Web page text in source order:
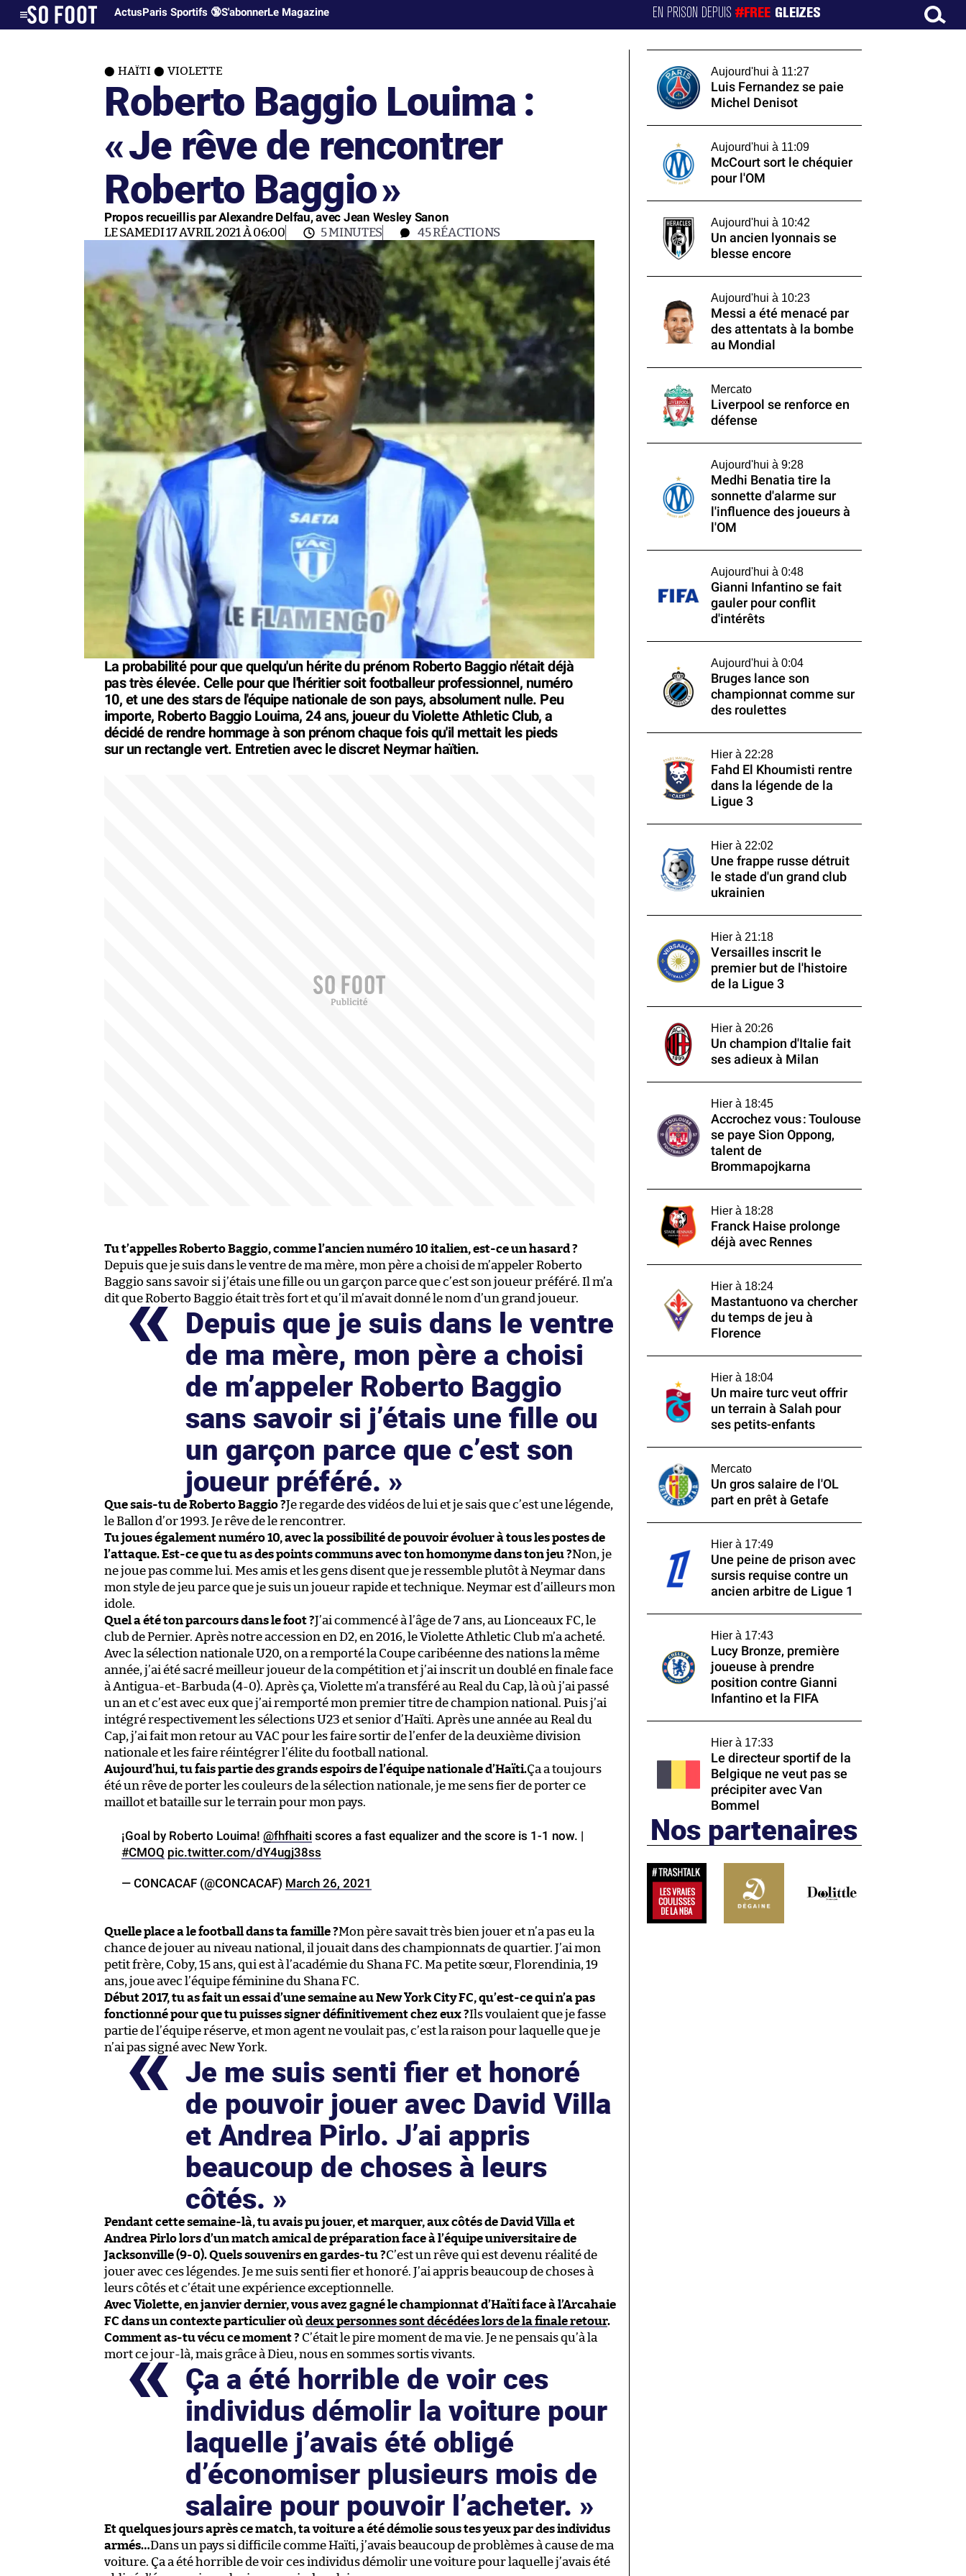
ActusParis Sportifs 🔞S'abonnerLe Magazine EN PRISON DEPUIS#FREE GLEIZES
HAÏTI VIOLETTE
Roberto Baggio Louima :
«Je rêve de rencontrer
Roberto Baggio»
Propos recueillis par Alexandre Delfau, avec Jean Wesley Sanon
LE SAMEDI 17 AVRIL 2021 À 06:00 5 MINUTES 45RÉACTIONS
La probabilité pour que quelqu'un hérite du prénom Roberto Baggio n'était déjà
pas très élevée. Celle pour que l'héritier soit footballeur professionnel, numéro
10, et une des stars de l'équipe nationale de son pays, absolument nulle. Peu
importe, Roberto Baggio Louima, 24 ans, joueur du Violette Athletic Club, a
décidé de rendre hommage à son prénom chaque fois qu'il mettait les pieds
sur un rectangle vert. Entretien avec le discret Neymar haïtien.
Tu t’appelles Roberto Baggio, comme l’ancien numéro 10 italien, est-ce un hasard ?
Depuis que je suis dans le ventre de ma mère, mon père a choisi de m’appeler Roberto
Baggio sans savoir si j’étais une fille ou un garçon parce que c’est son joueur préféré. Il m’a
dit que Roberto Baggio était très fort et qu’il m’avait donné le nom d’un grand joueur.
Depuis que je suis dans le ventre
de ma mère, mon père a choisi
de m’appeler Roberto Baggio
sans savoir si j’étais une fille ou
un garçon parce que c’est son
joueur préféré.
Que sais-tu de Roberto Baggio ?Je regarde des vidéos de lui et je sais que c’est une légende,
le Ballon d’or 1993. Je rêve de le rencontrer.
Tu joues également numéro 10, avec la possibilité de pouvoir évoluer à tous les postes de
l’attaque. Est-ce que tu as des points communs avec ton homonyme dans ton jeu ?Non, je
ne joue pas comme lui. Mes amis et les gens disent que je ressemble plutôt à Neymar dans
mon style de jeu parce que je suis un joueur rapide et technique. Neymar est d’ailleurs mon
idole.
Quel a été ton parcours dans le foot ?J’ai commencé à l’âge de 7 ans, au Lionceaux FC, le
club de Pernier. Après notre accession en D2, en 2016, le Violette Athletic Club m’a acheté.
Avec la sélection nationale U20, on a remporté la Coupe caribéenne des nations la même
année, j’ai été sacré meilleur joueur de la compétition et j’ai inscrit un doublé en finale face
à Antigua-et-Barbuda (4-0). Après ça, Violette m’a transféré au Real du Cap, là où j’ai passé
un an et c’est avec eux que j’ai remporté mon premier titre de champion national. Puis j’ai
intégré respectivement les sélections U23 et senior d’Haïti. Après une année au Real du
Cap, j’ai fait mon retour au VAC pour les faire sortir de l’enfer de la deuxième division
nationale et les faire réintégrer l’élite du football national.
Aujourd’hui, tu fais partie des grands espoirs de l’équipe nationale d’Haïti.Ça a toujours
été un rêve de porter les couleurs de la sélection nationale, je me sens fier de porter ce
maillot et bataille sur le terrain pour mon pays.
¡Goal by Roberto Louima! @fhfhaiti scores a fast equalizer and the score is 1-1 now. |
#CMOQ pic.twitter.com/dY4ugj38ss
— CONCACAF (@CONCACAF) March 26, 2021
Quelle place a le football dans ta famille ?Mon père savait très bien jouer et n’a pas eu la
chance de jouer au niveau national, il jouait dans des championnats de quartier. J’ai mon
petit frère, Coby, 15 ans, qui est à l’académie du Shana FC. Ma petite sœur, Florendinia, 19
ans, joue avec l’équipe féminine du Shana FC.
Début 2017, tu as fait un essai d’une semaine au New York City FC, qu’est-ce qui n’a pas
fonctionné pour que tu puisses signer définitivement chez eux ?Ils voulaient que je fasse
partie de l’équipe réserve, et mon agent ne voulait pas, c’est la raison pour laquelle que je
n’ai pas signé avec New York.
Je me suis senti fier et honoré
de pouvoir jouer avec David Villa
et Andrea Pirlo. J’ai appris
beaucoup de choses à leurs
côtés.
Pendant cette semaine-là, tu avais pu jouer, et marquer, aux côtés de David Villa et
Andrea Pirlo lors d’un match amical de préparation face à l’équipe universitaire de
Jacksonville (9-0). Quels souvenirs en gardes-tu ?C’est un rêve qui est devenu réalité de
jouer avec ces légendes. Je me suis senti fier et honoré. J’ai appris beaucoup de choses à
leurs côtés et c’était une expérience exceptionnelle.
Avec Violette, en janvier dernier, vous avez gagné le championnat d’Haïti face à l’Arcahaie
FC dans un contexte particulier oùdeux personnes sont décédées lors de la finale retour.
Comment as-tu vécu ce moment ? C’était le pire moment de ma vie. Je ne pensais qu’à la
mort ce jour-là, mais grâce à Dieu, nous en sommes sortis vivants.
Ça a été horrible de voir ces
individus démolir la voiture pour
laquelle j’avais été obligé
d’économiser plusieurs mois de
salaire pour pouvoir l’acheter.
Et quelques jours après ce match, ta voiture a été démolie sous tes yeux par des individus
armés…Dans un pays si difficile comme Haïti, j’avais beaucoup de problèmes à cause de ma
voiture. Ça a été horrible de voir ces individus démolir une voiture pour laquelle j’avais été
Aujourd'hui à 11:27
Luis Fernandez se paie
Michel Denisot
Aujourd'hui à 11:09
McCourt sort le chéquier
pour l'OM
Aujourd'hui à 10:42
Un ancien lyonnais se
blesse encore
Aujourd'hui à 10:23
Messi a été menacé par
des attentats à la bombe
au Mondial
Mercato
Liverpool se renforce en
défense
Aujourd'hui à 9:28
Medhi Benatia tire la
sonnette d'alarme sur
l'influence des joueurs à
l'OM
Aujourd'hui à 0:48
Gianni Infantino se fait
gauler pour conflit
d'intérêts
Aujourd'hui à 0:04
Bruges lance son
championnat comme sur
des roulettes
Hier à 22:28
Fahd El Khoumisti rentre
dans la légende de la
Ligue 3
Hier à 22:02
Une frappe russe détruit
le stade d'un grand club
ukrainien
Hier à 21:18
Versailles inscrit le
premier but de l'histoire
de la Ligue 3
Hier à 20:26
Un champion d'Italie fait
ses adieux à Milan
Hier à 18:45
Accrochez vous : Toulouse
se paye Sion Oppong,
talent de
Brommapojkarna
Hier à 18:28
Franck Haise prolonge
déjà avec Rennes
Hier à 18:24
Mastantuono va chercher
du temps de jeu à
Florence
Hier à 18:04
Un maire turc veut offrir
un terrain à Salah pour
ses petits-enfants
Mercato
Un gros salaire de l'OL
part en prêt à Getafe
Hier à 17:49
Une peine de prison avec
sursis requise contre un
ancien arbitre de Ligue 1
Hier à 17:43
Lucy Bronze, première
joueuse à prendre
position contre Gianni
Infantino et la FIFA
Hier à 17:33
Le directeur sportif de la
Belgique ne veut pas se
précipiter avec Van
Bommel
Nos partenaires